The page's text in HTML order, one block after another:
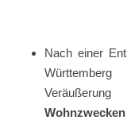
Nach einer